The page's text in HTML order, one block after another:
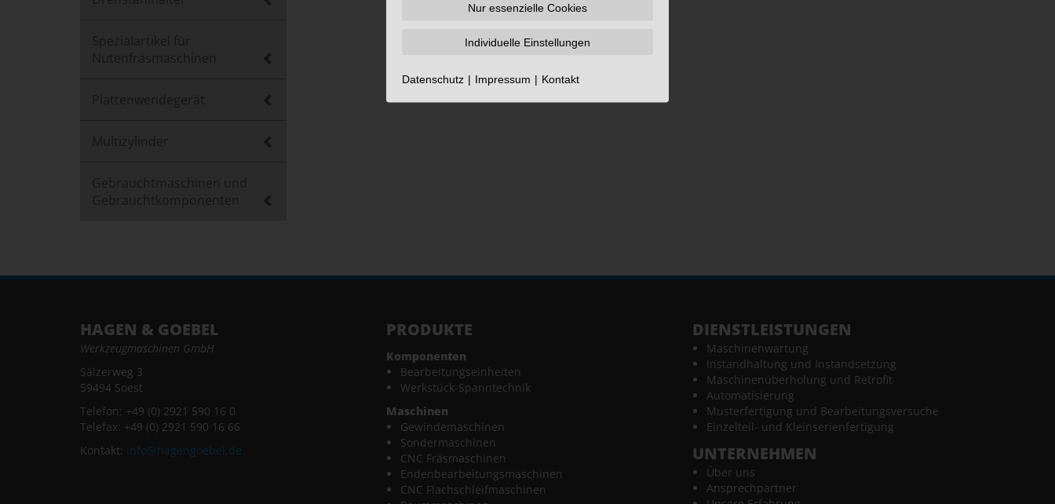
HAGEN & GOEBEL
Werkzeugmaschinen GmbH
Sälzerweg 3
59494 Soest
Telefon: +49 (0) 2921 590 16 0
Telefax: +49 (0) 2921 590 16 66
Kontakt: info@hagengoebel.de
PRODUKTE
Komponenten
Bearbeitungseinheiten
Werkstück-Spanntechnik
Maschinen
Gewindemaschinen
Sondermaschinen
CNC Fräsmaschinen
Endenbearbeitungsmaschinen
CNC Flachschleifmaschinen
DIENSTLEISTUNGEN
Maschinenwartung
Instandhaltung und Instandsetzung
Maschinenüberholung und Retrofit
Automatisierung
Musterfertigung und Bearbeitungsversuche
Einzelteil- und Kleinserienfertigung
UNTERNEHMEN
Über uns
Ansprechpartner
Nur essenzielle Cookies
Individuelle Einstellungen
Datenschutz Impressum Kontakt